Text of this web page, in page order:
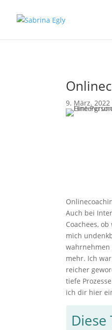
9. März. 2022
Auch bei
Coachees,
mich
wahrnehmen
mehr. Ich
reicher
tiefe
ich dir hier